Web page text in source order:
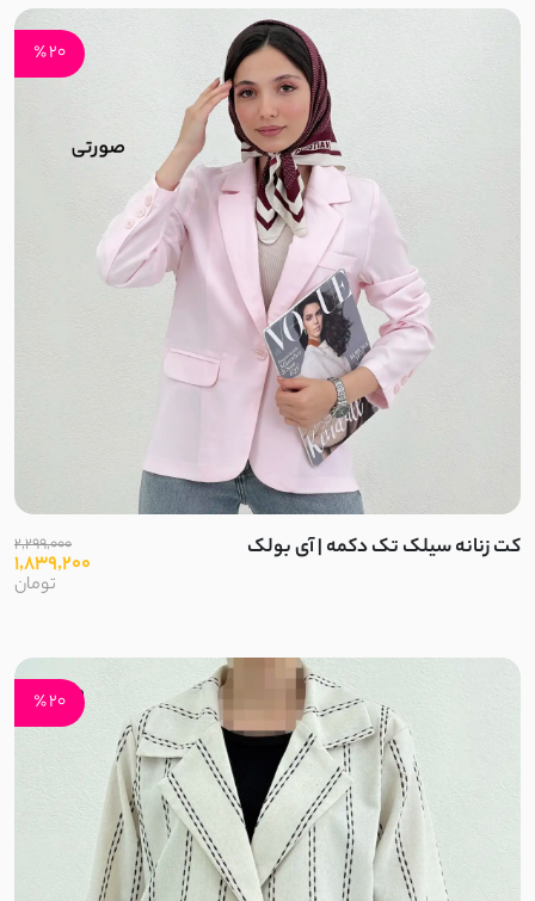
سلانیک
کرپ کجراه
دونخ
کرپ بنگال
کشمیر جناقی
قلاب بافی
نخ وول
کتان استانبول
20 ٪
کت زنانه سیلک تک دکمه | آی بولک 2,299,000
1,839,200
تومان
20 ٪